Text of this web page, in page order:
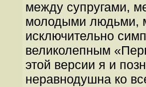
между супругами,
молодыми людьми,
исключительно
великолепным
этой версии я и
неравнодушна ко